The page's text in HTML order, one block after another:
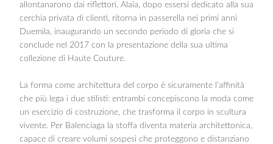
allontanarono dai riflettori. Alaïa, dopo essersi dedicato alla sua
cerchia privata di clienti, ritorna in passerella nei primi anni
Duemila, inaugurando un secondo periodo di gloria che si
conclude nel 2017 con la presentazione della sua ultima
collezione di Haute Couture.
La forma come architettura del corpo è sicuramente l’affinità
che più lega i due stilisti: entrambi concepiscono la moda come
un esercizio di costruzione, che trasforma il corpo in scultura
vivente. Per Balenciaga la stoffa diventa materia architettonica,
capace di creare volumi sospesi che proteggono e distanziano